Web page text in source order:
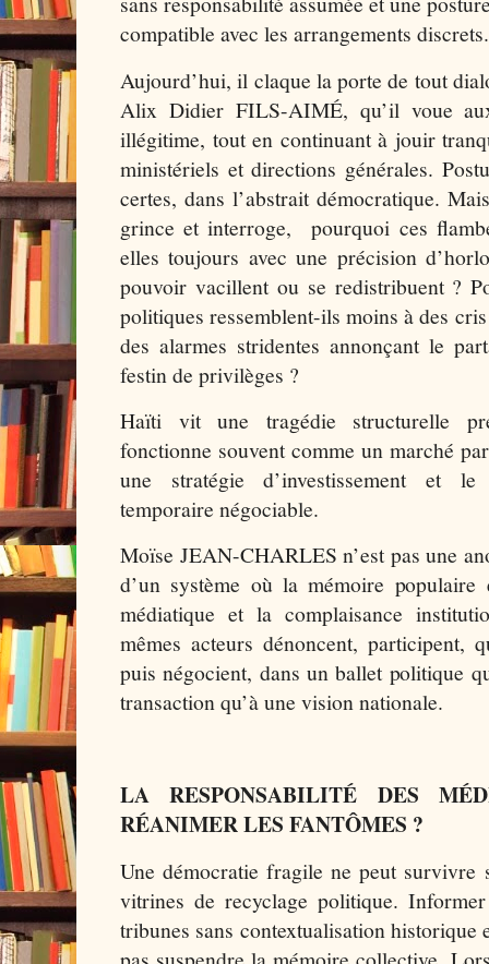
compatible avec les arrangements discrets.
Aujourd’hui, il claque la porte de tout
Alix Didier FILS-AIMÉ, qu’il voue
illégitime, tout en continuant à jouir
ministériels et directions générales.
certes, dans l’abstrait démocratique.
grince et interroge, pourquoi ces
elles toujours avec une précision
pouvoir vacillent ou se redistribuent ?
politiques ressemblent-ils moins à des
des alarmes stridentes annonçant le
festin de privilèges ?
Haïti vit une tragédie structurelle
fonctionne souvent comme un marché
une stratégie d’investissement et
temporaire négociable.
Moïse JEAN-CHARLES n’est pas une
d’un système où la mémoire
médiatique et la complaisance
mêmes acteurs dénoncent, participent,
puis négocient, dans un ballet politique
transaction qu’à une vision nationale.
LA RESPONSABILITÉ DES
RÉANIMER LES FANTÔMES ?
Une démocratie fragile ne peut survivre
vitrines de recyclage politique.
tribunes sans contextualisation